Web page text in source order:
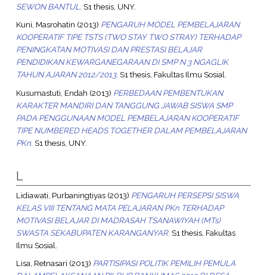
SEWON BANTUL. S1 thesis, UNY.
Kuni, Masrohatin (2013) PENGARUH MODEL PEMBELAJARAN
KOOPERATIF TIPE TSTS (TWO STAY TWO STRAY) TERHADAP
PENINGKATAN MOTIVASI DAN PRESTASI BELAJAR
PENDIDIKAN KEWARGANEGARAAN DI SMP N 3 NGAGLIK
TAHUN AJARAN 2012/2013. S1 thesis, Fakultas Ilmu Sosial.
Kusumastuti, Endah (2013) PERBEDAAN PEMBENTUKAN
KARAKTER MANDIRI DAN TANGGUNG JAWAB SISWA SMP
PADA PENGGUNAAN MODEL PEMBELAJARAN KOOPERATIF
TIPE NUMBERED HEADS TOGETHER DALAM PEMBELAJARAN
PKn. S1 thesis, UNY.
L
Lidiawati, Purbaningtiyas(2013) PENGARUH PERSEPSI SISWA
KELAS VIII TENTANG MATA PELAJARAN PKn TERHADAP
MOTIVASI BELAJAR DI MADRASAH TSANAWIYAH (MTs)
SWASTA SEKABUPATEN KARANGANYAR. S1 thesis, Fakultas
Ilmu Sosial.
Lisa, Retnasari (2013) PARTISIPASI POLITIK PEMILIH PEMULA